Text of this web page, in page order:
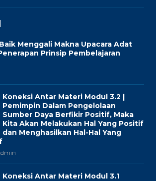
Menggali Makna Upacara Adat
Prinsip Pembelajaran
Koneksi Antar Materi Modul 3.2 |
Pemimpin Dalam Pengelolaan
Sumber Daya Berfikir Positif, Maka
Kita Akan Melakukan Hal Yang Positif
dan Menghasilkan Hal-Hal Yang
Koneksi Antar Materi Modul 3.1